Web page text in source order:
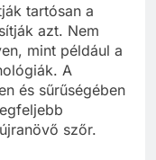
tartósan a
azt. Nem
mint például a
A
és sűrűségében
szőr.